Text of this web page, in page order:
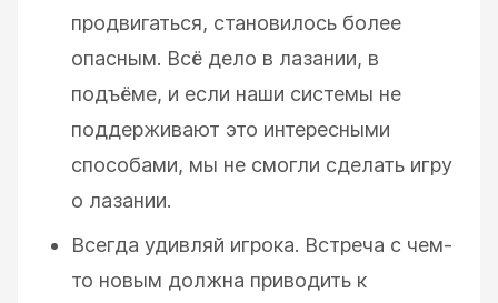
продвигаться, становилось более
опасным. Всё дело в лазании, в
подъёме, и если наши системы не
поддерживают это интересными
способами, мы не смогли сделать игру
о лазании.
Всегда удивляй игрока. Встреча с чем-
то новым должна приводить к